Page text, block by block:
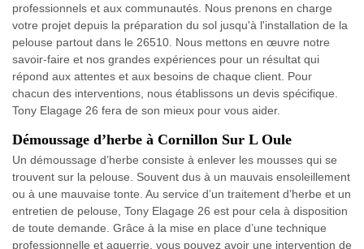
professionnels et aux communautés. Nous prenons en charge
votre projet depuis la préparation du sol jusqu'à l'installation de la
pelouse partout dans le 26510. Nous mettons en œuvre notre
savoir-faire et nos grandes expériences pour un résultat qui
répond aux attentes et aux besoins de chaque client. Pour
chacun des interventions, nous établissons un devis spécifique.
Tony Elagage 26 fera de son mieux pour vous aider.
Démoussage d’herbe à Cornillon Sur L Oule
Un démoussage d’herbe consiste à enlever les mousses qui se
trouvent sur la pelouse. Souvent dus à un mauvais ensoleillement
ou à une mauvaise tonte. Au service d’un traitement d’herbe et un
entretien de pelouse, Tony Elagage 26 est pour cela à disposition
de toute demande. Grâce à la mise en place d’une technique
professionnelle et aguerrie, vous pouvez avoir une intervention de